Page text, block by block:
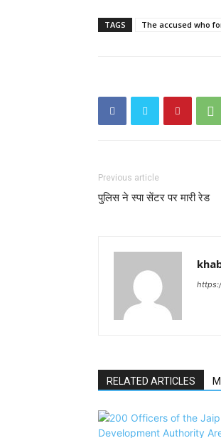
TAGS The accused who
Previous article
पुलिस ने स्पा सेंटर पर मारी रेड
RELATED ARTICLES